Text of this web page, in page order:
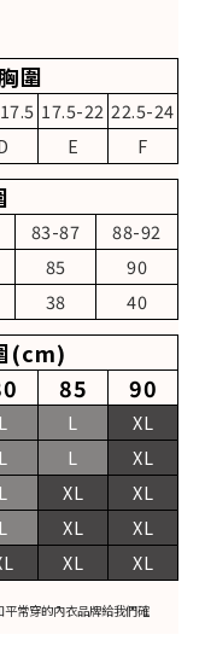
圍
17.5-22 22.5-24
E F
83-87 88-92
85 90
38 40
(cm)
85 90
L L XL
L L XL
L XL XL
L XL XL
XL XL
常穿的內衣品牌給我們確